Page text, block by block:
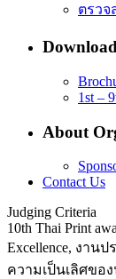
ตรวจ
Download
1st –
About
Contact Us
Judging Criteria
10th Thai Print
Excellence, งาน
ความเป็นเลิศขอ